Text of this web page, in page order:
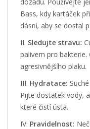
Bass, kdy kartáček
dásni, aby se dostal
Sledujte stravu:
palivem pro bakterie.
agresivnějšího plaku.
Hydratace:
Pijte dostatek vody,
které čistí ústa.
Pravidelnost: